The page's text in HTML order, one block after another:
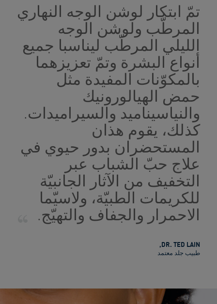
تمّ ابتكار لوشن الوجه النهاري
المرطّب ولوشن الوجه
الليلي المرطّب ليناسبا جميع
أنواع البشرة وتمّ تعزيزهما
بالمكوّنات المفيدة مثل
حمض الهيالورونيك
والنياسيناميد والسيراميدات.
كذلك، يقوم هذان
المستحضران بدور حيوي في
علاج حبّ الشباب عبر
التخفيف من الآثار الجانبيّة
للكريمات الطبيّة، ولاسيّما
الاحمرار والجفاف والتهيّج.
DR. TED LAIN
,
طبيب جلد معتمد